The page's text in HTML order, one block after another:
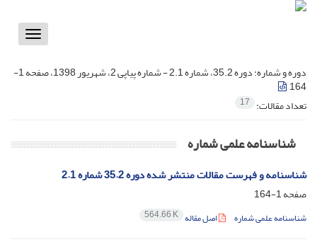
Toggle
دوره و شماره:
دوره 35.2، شماره 2.1 - شماره پیاپی 2، شهریور 1398، صفحه 1-
164
تعداد مقالات: 17
شناسنامه علمی شماره
شناسنامه و فهرست مقالات منتشر شده دوره 35.2 شماره 2.1
صفحه1-164
شناسنامه علمی شماره اصل مقاله 564.66 K